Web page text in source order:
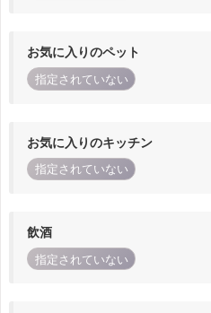
お気に入りのペット
指定されていない
お気に入りのキッチン
指定されていない
飲酒
指定されていない